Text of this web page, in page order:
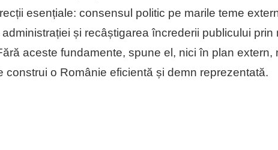
esențiale: consensul politic pe marile teme
și recâștigarea încrederii publicului prin
aceste fundamente, spune el, nici în plan extern,
construi o Românie eficientă și demn reprezentată.